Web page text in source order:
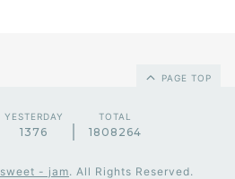
PAGE TOP
YESTERDAY
1376
TOTAL
1808264
- jam. All Rights Reserved.